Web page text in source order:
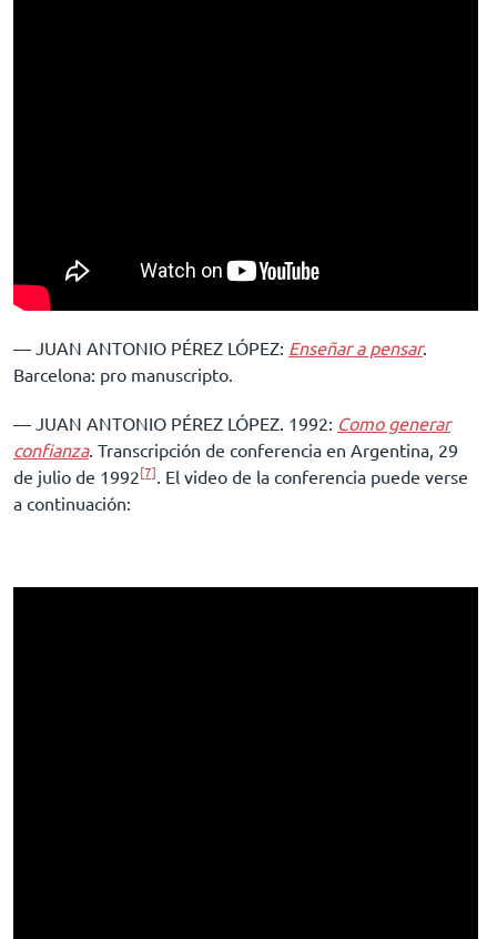
–– JUAN ANTONIO PÉREZ LÓPEZ: Enseñar a pensar.
Barcelona: pro manuscripto.
–– JUAN ANTONIO PÉREZ LÓPEZ. 1992: Como generar
confianza. Transcripción de conferencia en Argentina, 29
de julio de 1992[7]. El video de la conferencia puede verse
a continuación: